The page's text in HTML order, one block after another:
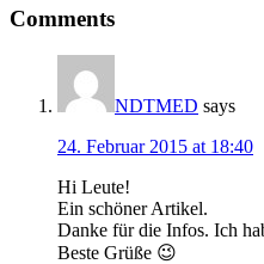
Reader
Interactions
Comments
NDTMED says
24. Februar 2015 at 18:40
Hi Leute!
Ein schöner Artikel.
Danke für die Infos. Ich
Beste Grüße 😉